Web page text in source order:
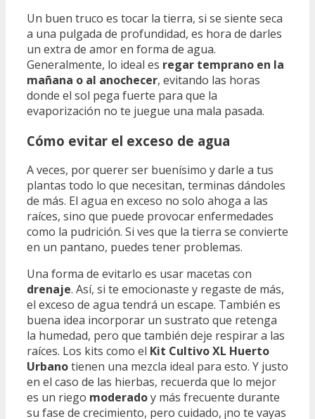
Un buen truco es tocar la tierra, si se siente seca
a una pulgada de profundidad, es hora de darles
un extra de amor en forma de agua.
Generalmente, lo ideal es regar temprano en la
mañana o al anochecer, evitando las horas
donde el sol pega fuerte para que la
evaporización no te juegue una mala pasada.
Cómo evitar el exceso de agua
A veces, por querer ser buenísimo y darle a tus
plantas todo lo que necesitan, terminas dándoles
de más. El agua en exceso no solo ahoga a las
raíces, sino que puede provocar enfermedades
como la pudrición. Si ves que la tierra se convierte
en un pantano, puedes tener problemas.
Una forma de evitarlo es usar macetas con
drenaje. Así, si te emocionaste y regaste de más,
el exceso de agua tendrá un escape. También es
buena idea incorporar un sustrato que retenga
la humedad, pero que también deje respirar a las
raíces. Los kits como el Kit Cultivo XL Huerto
Urbanotienen una mezcla ideal para esto. Y justo
en el caso de las hierbas, recuerda que lo mejor
es un riego moderadoy más frecuente durante
su fase de crecimiento, pero cuidado, ¡no te vayas